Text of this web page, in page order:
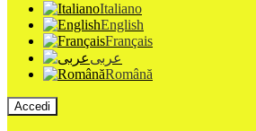
Italiano
English
Français
عربى
Română
Accedi